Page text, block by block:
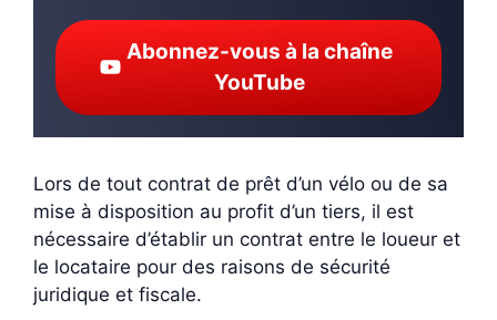
Abonnez-vous à la chaîne
YouTube
Lors de tout contrat de prêt d’un vélo ou de sa
mise à disposition au profit d’un tiers, il est
nécessaire d’établir un contrat entre le loueur et
le locataire pour des raisons de sécurité
juridique et fiscale.